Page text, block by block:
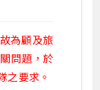
為顧及旅
問題，於
之要求。